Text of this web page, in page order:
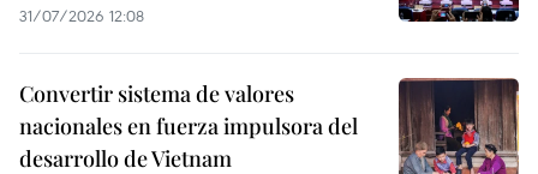
31/07/2026 12:08
Convertir sistema de valores
nacionales en fuerza impulsora del
desarrollo de Vietnam